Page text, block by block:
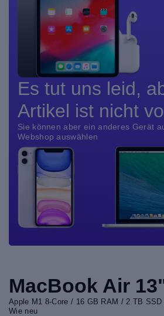
Es tut uns leid,
Artikel ist nicht
Sie können aber ein anderes Gerät
Webshop auswählen
MacBook Air
Apple M1 8-Core / 16 GB RAM / 2 TB
Wie neu